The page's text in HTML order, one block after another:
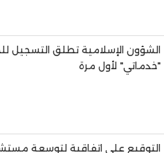
الشؤون الإسلامية تطلق التسجيل
"خدماتي" لأول مرة
التوقيع على اتفاقية لتوسعة